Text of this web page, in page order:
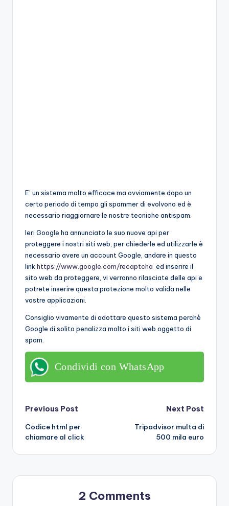
E’ un sistema molto efficace ma ovviamente dopo un
certo periodo di tempo gli spammer di evolvono ed è
necessario riaggiornare le nostre tecniche antispam.
Ieri Google ha annunciato le suo nuove api per
proteggere i nostri siti web, per chiederle ed utilizzarle è
necessario avere un account Google, andare in questo
link https://www.google.com/recaptcha ed inserire il
sito web da proteggere, vi verranno rilasciate delle api e
potrete inserire questa protezione molto valida nelle
vostre applicazioni.
Consiglio vivamente di adottare questo sistema perchè
Google di solito penalizza molto i siti web oggetto di
spam.
Condividi con WhatsApp
Post
navigation
Previous Post
Codice html per
chiamare al click
Next Post
Tripadvisor multa di
500 mila euro
2 Comments